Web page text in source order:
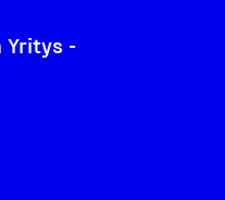
Yritys -